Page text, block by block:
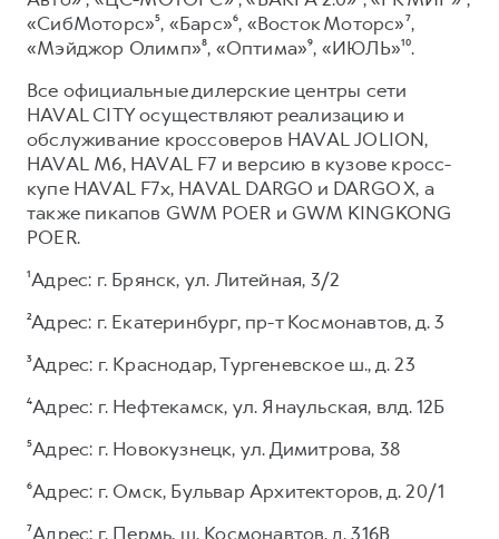
Коллекция Детская
«СибМоторс»⁵, «Барс»⁶, «Восток Моторс»⁷,
«Мэйджор Олимп»⁸, «Оптима»⁹, «ИЮЛЬ»¹⁰.
Все официальные дилерские центры сети
HAVAL CITY осуществляют реализацию и
обслуживание кроссоверов HAVAL JOLION,
HAVAL М6, HAVAL F7 и версию в кузове кросс-
купе HAVAL F7x, HAVAL DARGO и DARGO X, а
также пикапов GWM POER и GWM KINGKONG
POER.
¹Адрес: г. Брянск, ул. Литейная, 3/2
²Адрес: г. Екатеринбург, пр-т Космонавтов, д. 3
³Адрес: г. Краснодар, Тургеневское ш., д. 23
⁴Адрес: г. Нефтекамск, ул. Янаульская, влд. 12Б
⁵Адрес: г. Новокузнецк, ул. Димитрова, 38
⁶Адрес: г. Омск, Бульвар Архитекторов, д. 20/1
⁷Адрес: г. Пермь, ш. Космонавтов, д. 316В